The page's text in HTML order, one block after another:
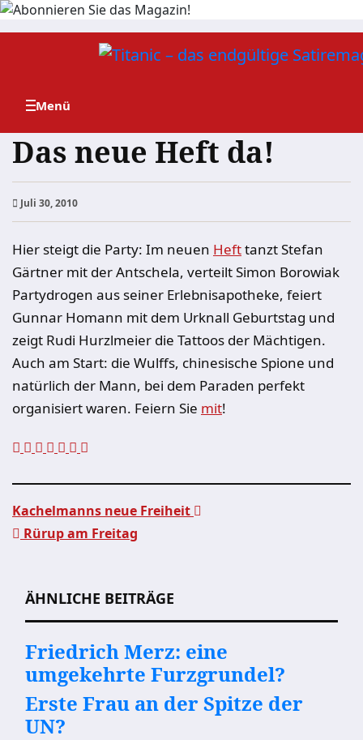
Zum
Das neue Heft da!
Juli 30, 2010
Hier steigt die Party: Im neuen Hefttanzt Stefan
Gärtner mit der Antschela, verteilt Simon Borowiak
Partydrogen aus seiner Erlebnisapotheke, feiert
Gunnar Homann mit dem Urknall Geburtstag und
zeigt Rudi Hurzlmeier die Tattoos der Mächtigen.
Auch am Start: die Wulffs, chinesische Spione und
natürlich der Mann, bei dem Paraden perfekt
organisiert waren. Feiern Sie mit!
Kachelmanns neue Freiheit
Rürup am Freitag
ÄHNLICHE BEITRÄGE
Friedrich Merz: eine
umgekehrte Furzgrundel?
Erste Frau an der Spitze der
UN?